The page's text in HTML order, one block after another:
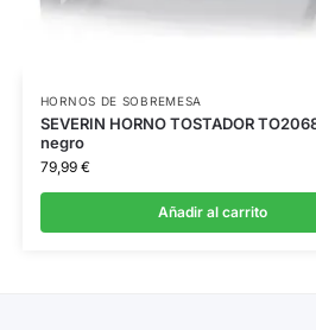
HORNOS DE SOBREMESA
SEVERIN HORNO TOSTADOR
negro
79,99 €
Añadir al carrito